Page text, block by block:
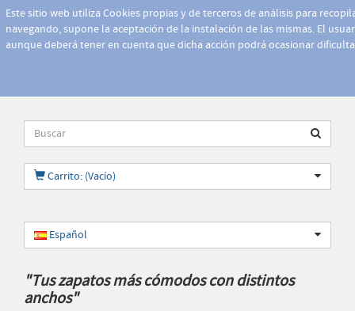
Este sitio web utiliza Cookies propias y de terceros de análisis para
navegando, supone la aceptación de la instalación de las mismas. El
aunque deberá tener en cuenta que dicha acción podrá ocasionar
Carrito: (Vacío)
Español
"Tus zapatos más cómodos con distintos
anchos"